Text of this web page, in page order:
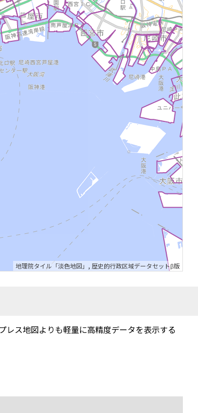
地理院タイル「淡色地図」 , 歴史的行政区域データセットβ版
レス地図よりも軽量に高精度データを表示する